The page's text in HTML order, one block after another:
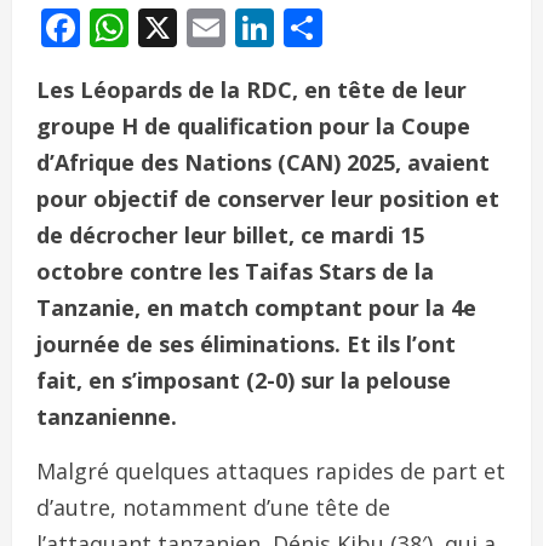
Facebook
WhatsApp
X EmailLinkedIn
Les Léopards de la RDC, en tête de leur
groupe H de qualification pour la Coupe
d’Afrique des Nations (CAN) 2025, avaient
pour objectif de conserver leur position et
de décrocher leur billet, ce mardi 15
octobre contre les Taifas Stars de la
Tanzanie, en match comptant pour la 4e
journée de ses éliminations. Et ils l’ont
fait, en s’imposant (2-0) sur la pelouse
tanzanienne.
Malgré quelques attaques rapides de part et
d’autre, notamment d’une tête de